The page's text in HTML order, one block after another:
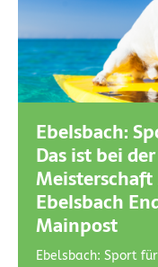
Ebelsbach:
Das ist bei
Ebelsbach
Mainpost
Ebelsbach: Sport